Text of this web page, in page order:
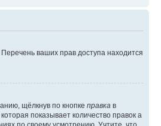
ваших прав доступа находится
щёлкнув по кнопке правка в
показывает количество правок а